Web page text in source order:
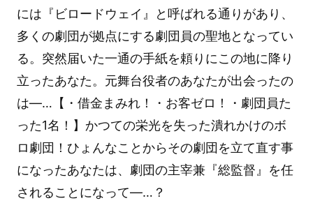
には『ビロードウェイ』と呼ばれる通りがあり、
多くの劇団が拠点にする劇団員の聖地となってい
る。突然届いた一通の手紙を頼りにこの地に降り
立ったあなた。元舞台役者のあなたが出会ったの
は―…【・借金まみれ！・お客ゼロ！・劇団員た
った1名！】かつての栄光を失った潰れかけのボ
ロ劇団！ひょんなことからその劇団を立て直す事
になったあなたは、劇団の主宰兼『総監督』を任
されることになって―…？